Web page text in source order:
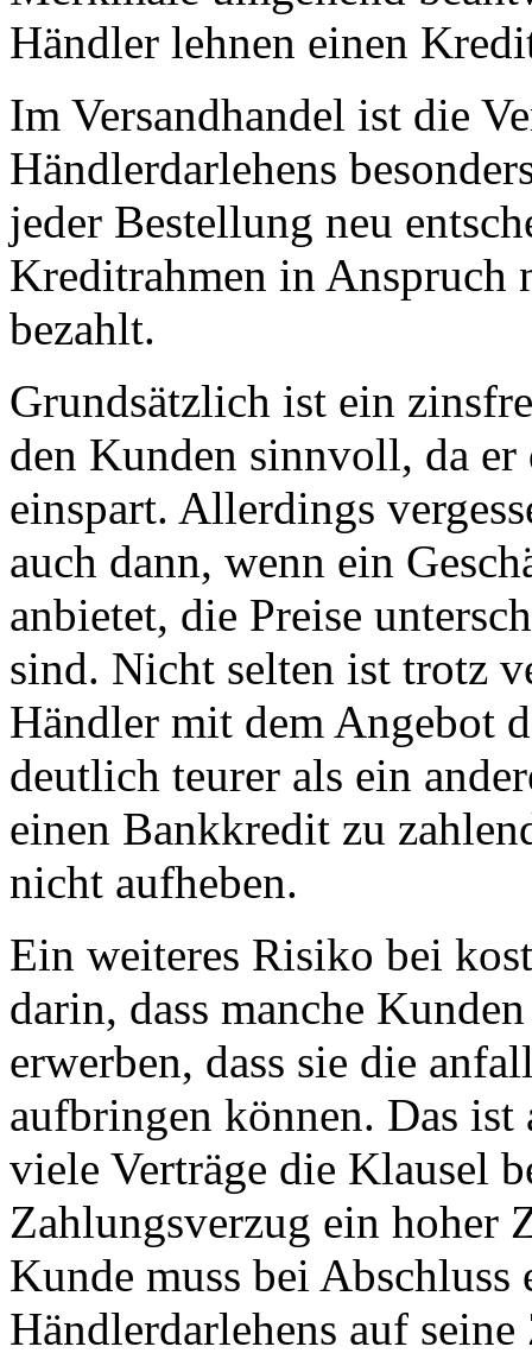
Händler lehnen einen
Im Versandhandel ist die
Händlerdarlehens
jeder Bestellung neu
Kreditrahmen in Anspruch
bezahlt.
Grundsätzlich ist ein
den Kunden sinnvoll, da er
einspart. Allerdings
auch dann, wenn ein
anbietet, die Preise
sind. Nicht selten ist trotz
Händler mit dem Angebot
deutlich teurer als ein
einen Bankkredit zu
nicht aufheben.
Ein weiteres Risiko bei
darin, dass manche
erwerben, dass sie die
aufbringen können. Das ist
viele Verträge die Klausel
Zahlungsverzug ein hoher
Kunde muss bei Abschluss
Händlerdarlehens auf